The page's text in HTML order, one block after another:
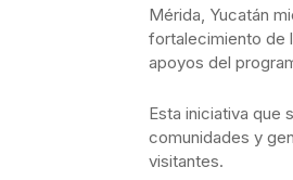
Mérida, Yucatán
fortalecimiento de
apoyos del
Esta iniciativa que
comunidades y
visitantes.